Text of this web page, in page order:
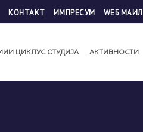
КОНТАКТ ИМПРЕСУМ WЕБ МАИЛ
ЦИКЛУС СТУДИЈА АКТИВНОСТИ